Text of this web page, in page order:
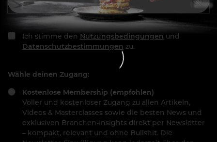
Ich stimme den Nutzungsbedingungen und
Datenschutzbestimmungen zu.
Wähle deinen Zugang:
Kostenlose Membership (empfohlen)
Voller und kostenloser Zugang zu allen Artikeln,
Videos & Masterclasses sowie die besten News und
exklusiven Branchen-Insights direkt per Newsletter
– kompakt, relevant und ohne Bullshit. Die